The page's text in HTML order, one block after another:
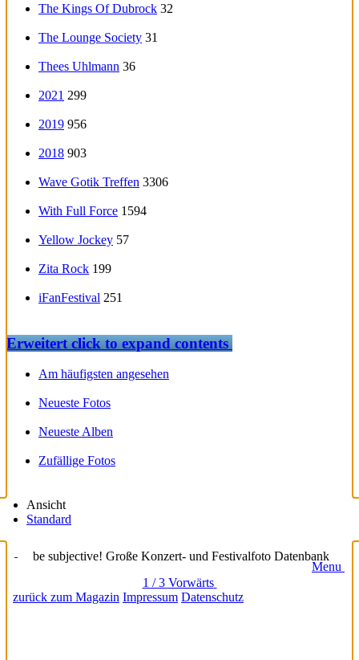
The Kings Of Dubrock 32
The Lounge Society 31
Thees Uhlmann 36
2021 299
2019 956
2018 903
Wave Gotik Treffen 3306
With Full Force 1594
Yellow Jockey 57
Zita Rock 199
iFanFestival 251
Erweitertclick to expand contents
Am häufigsten angesehen
Neueste Fotos
Neueste Alben
Zufällige Fotos
Ansicht
Standard
be subjective! Große Konzert- und Festivalfoto Datenbank
Menu
1 / 3 Vorwärts
zurück zum Magazin Impressum Datenschutz